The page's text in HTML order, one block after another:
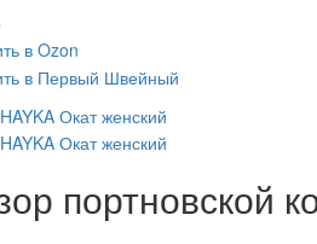
портновской